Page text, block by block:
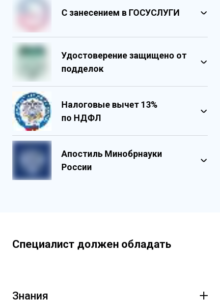
С занесением в ГОСУСЛУГИ
Удостоверение защищено от
подделок
защиты
Государственными реестровыми
элементы защиты
Налоговые вычет 13%
по НДФЛ
Апостиль Минобрнауки
России
Специалист должен обладать
Знания